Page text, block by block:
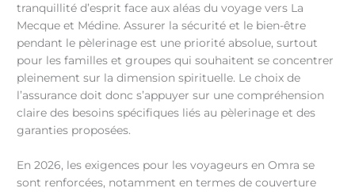
tranquillité d’esprit face aux aléas du voyage vers La
Mecque et Médine. Assurer la sécurité et le bien-être
pendant le pèlerinage est une priorité absolue, surtout
pour les familles et groupes qui souhaitent se concentrer
pleinement sur la dimension spirituelle. Le choix de
l’assurance doit donc s’appuyer sur une compréhension
claire des besoins spécifiques liés au pèlerinage et des
garanties proposées.
En 2026, les exigences pour les voyageurs en Omra se
sont renforcées, notamment en termes de couverture